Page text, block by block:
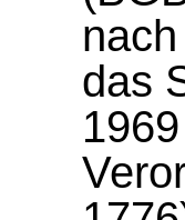
das